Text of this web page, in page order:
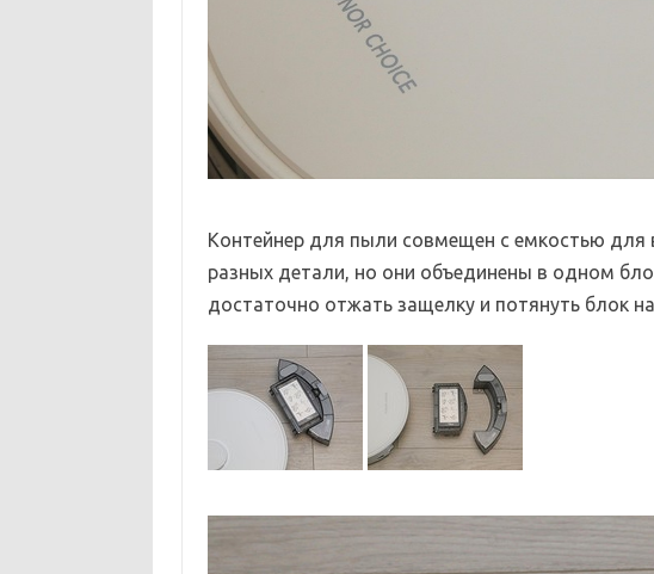
Контейнер для пыли совмещен с емкостью для
разных детали, но они объединены в одном
достаточно отжать защелку и потянуть блок